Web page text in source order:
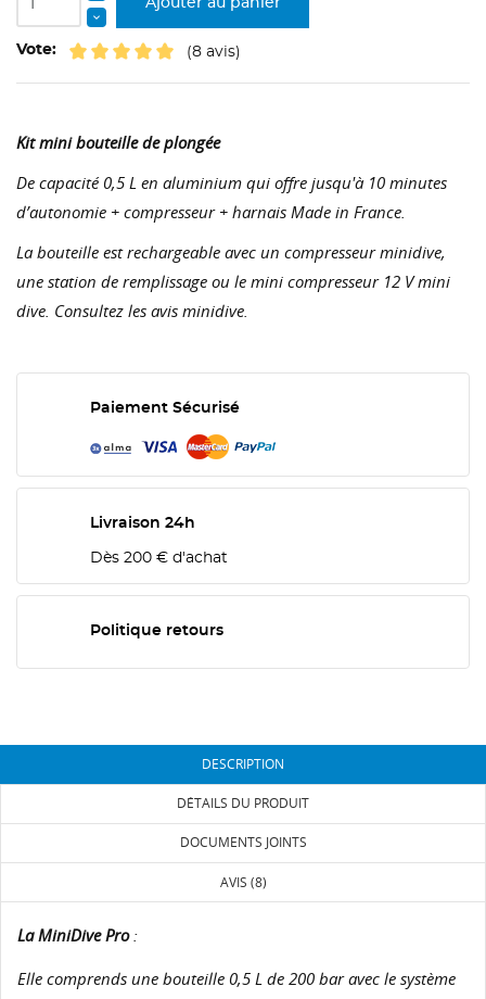
Ajouter au panier
Vote: (8 avis)
Kit mini bouteille de plongée
De capacité 0,5 L en aluminium qui offre jusqu'à 10 minutes
d’autonomie + compresseur + harnais Made in France.
La bouteille est rechargeable avec un compresseur minidive,
une station de remplissage ou le mini compresseur 12 V mini
dive. Consultez les avis minidive.
Paiement Sécurisé
Livraison 24h
Dès 200 € d'achat
Politique retours
DESCRIPTION
DÉTAILS DU PRODUIT
DOCUMENTS JOINTS
AVIS (8)
La MiniDive Pro:
Elle comprends une bouteille 0,5 L de 200 bar avec le système